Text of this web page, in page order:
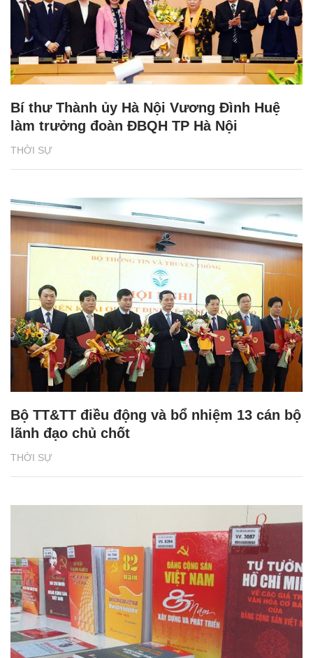
THỜI SỰ
Bí thư Thành ủy Hà Nội Vương Đình Huệ
làm trưởng đoàn ĐBQH TP Hà Nội
THỜI SỰ
Bộ TT&TT điều động và bổ nhiệm 13 cán bộ
lãnh đạo chủ chốt